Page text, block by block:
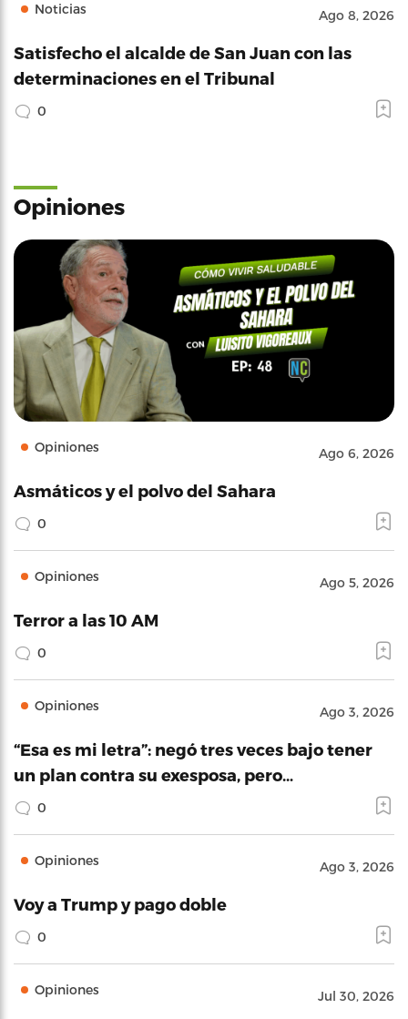
Noticias Ago 8, 2026
Satisfecho el alcalde de San Juan con las
determinaciones en el Tribunal
0
Opiniones
Opiniones Ago 6, 2026
Asmáticos y el polvo del Sahara
0
Opiniones Ago 5, 2026
Terror a las 10 AM
0
Opiniones Ago 3, 2026
“Esa es mi letra”: negó tres veces bajo tener
un plan contra su exesposa, pero…
0
Opiniones Ago 3, 2026
Voy a Trump y pago doble
0
Opiniones Jul 30, 2026